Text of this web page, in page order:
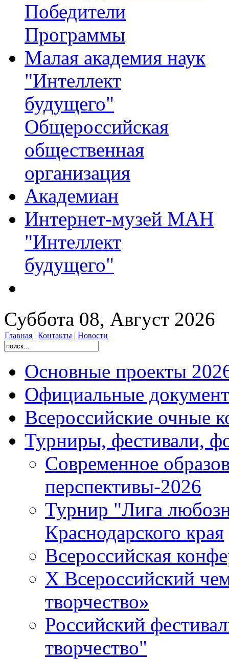
Победители
Программы
Малая академия наук
"Интеллект
будущего"
Общероссийская
общественная
организация
Академиан
Интернет-музей МАН
"Интеллект
будущего"
Суббота 08, Август 2026
Главная | Контакты | Новости
Основные проекты
Официальные
Всероссийские очные
Турниры, фестивали,
Современное
перспективы-2026
Турнир "Лига
Краснодарского края
Всероссийская
X Всероссийский
творчество»
Российский
творчество"